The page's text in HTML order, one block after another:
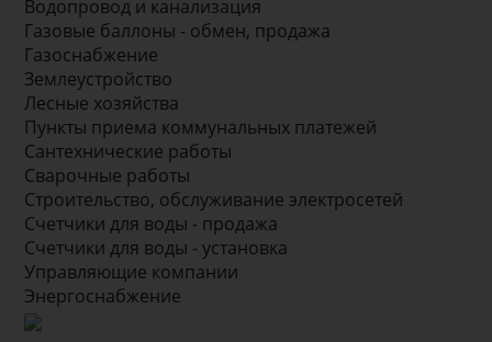
Водопровод и канализация
Газовые баллоны - обмен, продажа
Газоснабжение
Землеустройство
Лесные хозяйства
Пункты приема коммунальных платежей
Сантехнические работы
Сварочные работы
Строительство, обслуживание электросетей
Счетчики для воды - продажа
Счетчики для воды - установка
Управляющие компании
Энергоснабжение